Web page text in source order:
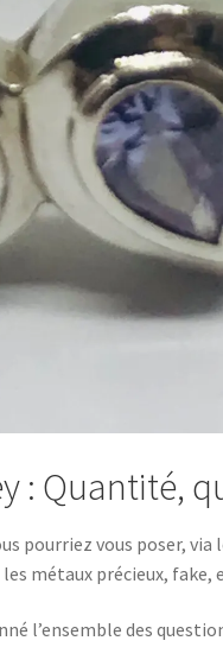
: Quantité,
pourriez vous poser,
métaux précieux,
l’ensemble des